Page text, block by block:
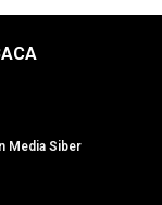
Media Siber